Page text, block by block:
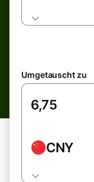
Umgetauscht zu
CNY